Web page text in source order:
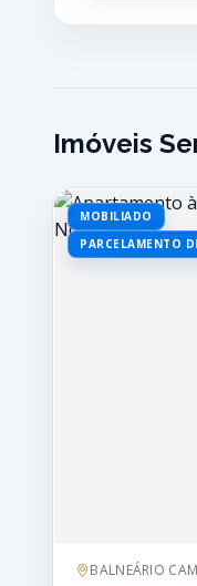
Imóveis
MOBILIADO
PARCELAMENTO
BALNEÁRIO